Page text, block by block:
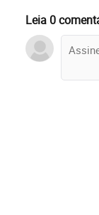
Leia 0